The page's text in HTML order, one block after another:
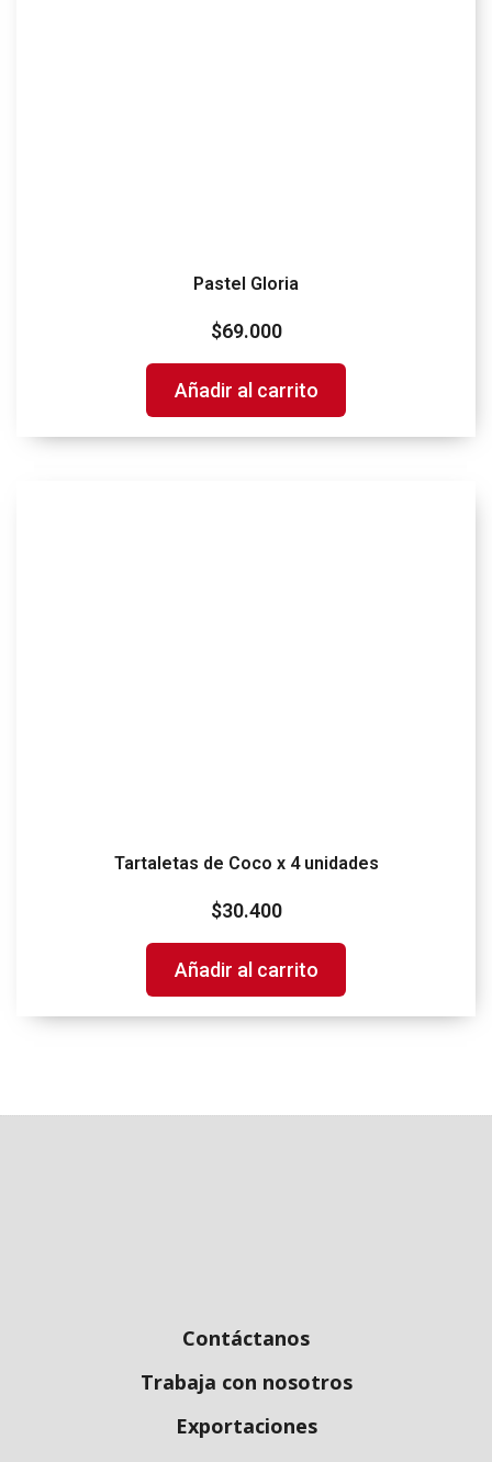
Pastel Gloria
$69.000
Añadir al carrito
Tartaletas de Coco x 4 unidades
$30.400
Añadir al carrito
Contáctanos
Trabaja con nosotros
Exportaciones